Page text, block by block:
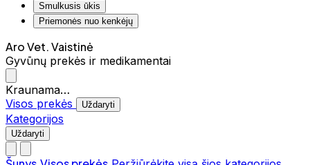
Smulkusis ūkis
Priemonės nuo kenkėjų
Aro Vet. Vaistinė
Gyvūnų prekės ir medikamentai
Kraunama…
Visos prekės
Uždaryti
Kategorijos
Uždaryti